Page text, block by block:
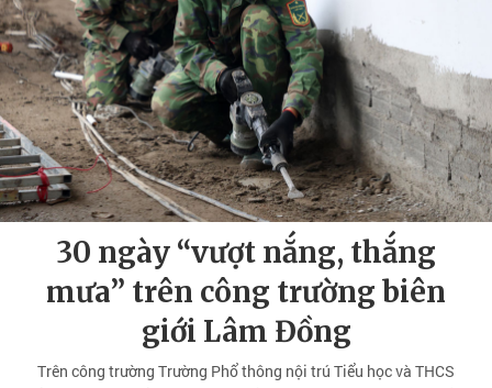
30 ngày “vượt nắng, thắng
mưa” trên công trường biên
giới Lâm Đồng
Trên công trường Trường Phổ thông nội trú Tiểu học và THCS